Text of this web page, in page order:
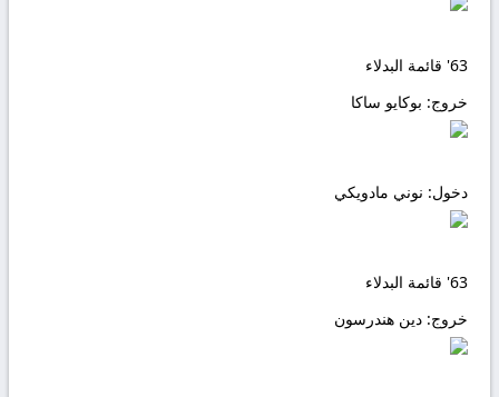
63' قائمة البدلاء
خروج: بوكايو ساكا
دخول: نوني مادويكي
63' قائمة البدلاء
خروج: دين هندرسون